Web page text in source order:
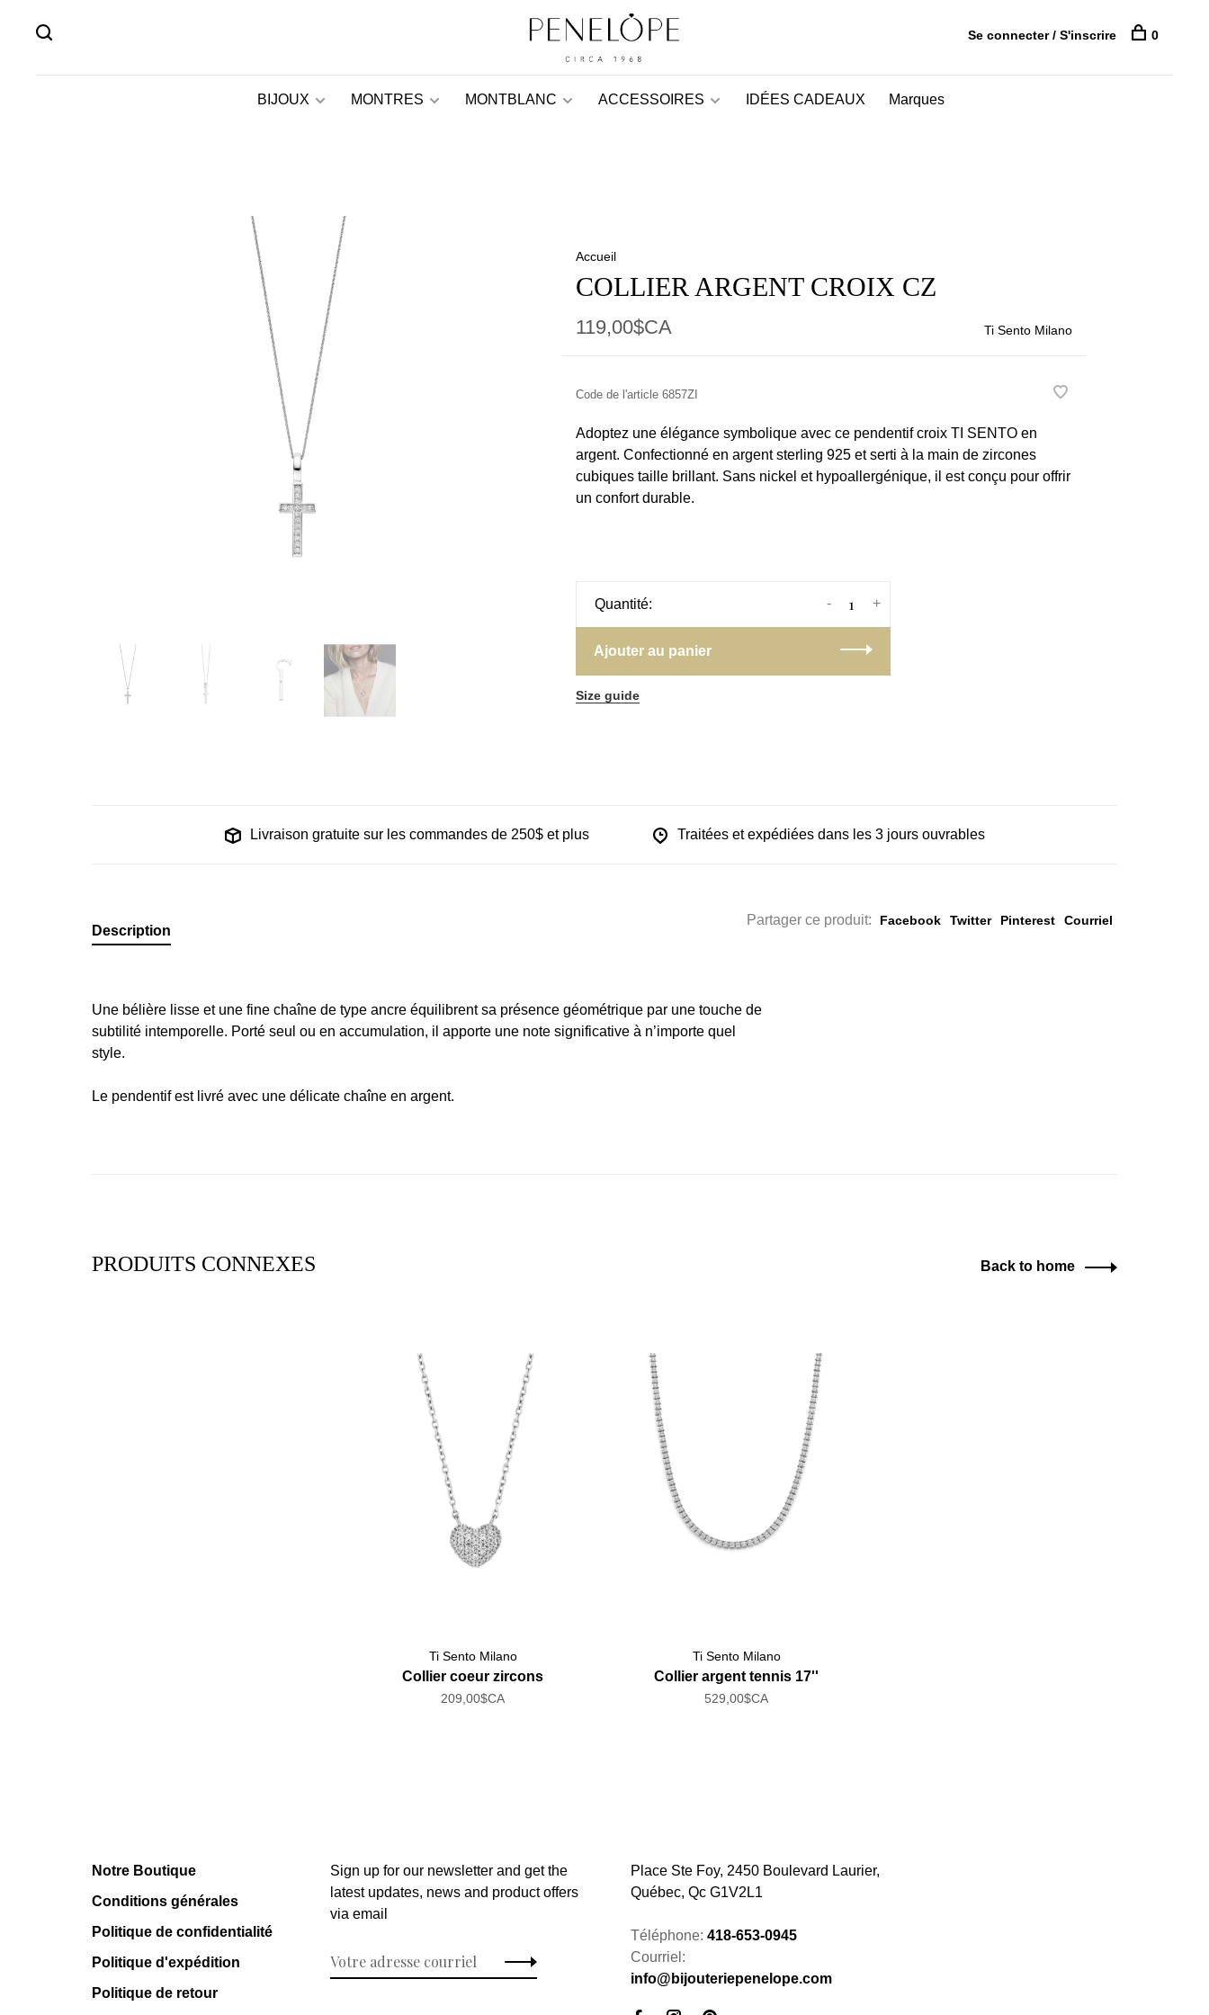
BIJOUX MONTRES MONTBLANC ACCESSOIRES IDÉES CADEAUX Marques
Se connecter / S'inscrire 0
Accueil
COLLIER ARGENT CROIX CZ
119,00$CA Ti Sento Milano
Code de l'article6857ZI
Adoptez une élégance symbolique avec ce pendentif croix TI SENTO en
argent. Confectionné en argent sterling 925 et serti à la main de zircones
cubiques taille brillant. Sans nickel et hypoallergénique, il est conçu pour offrir
un confort durable.
Quantité: +
-
Ajouter au panier
Size guide
Livraison gratuite sur les commandes de 250$ et plus Traitées et expédiées dans les 3 jours ouvrables
Partager ce produit: Facebook Twitter Pinterest Courriel
Description
Une bélière lisse et une fine chaîne de type ancre équilibrent sa présence géométrique par une touche de
subtilité intemporelle. Porté seul ou en accumulation, il apporte une note significative à n’importe quel
style.
Le pendentif est livré avec une délicate chaîne en argent.
PRODUITS CONNEXES Back to home
Ti Sento Milano
Collier coeur zircons
209,00$CA
Ti Sento Milano
Collier argent tennis 17''
529,00$CA
Notre Boutique
Conditions générales
Politique de confidentialité
Politique d'expédition
Politique de retour
Sign up for our newsletter and get the
latest updates, news and product offers
via email
Place Ste Foy, 2450 Boulevard Laurier,
Québec, Qc G1V2L1
Téléphone: 418-653-0945
Courriel:
info@bijouteriepenelope.com